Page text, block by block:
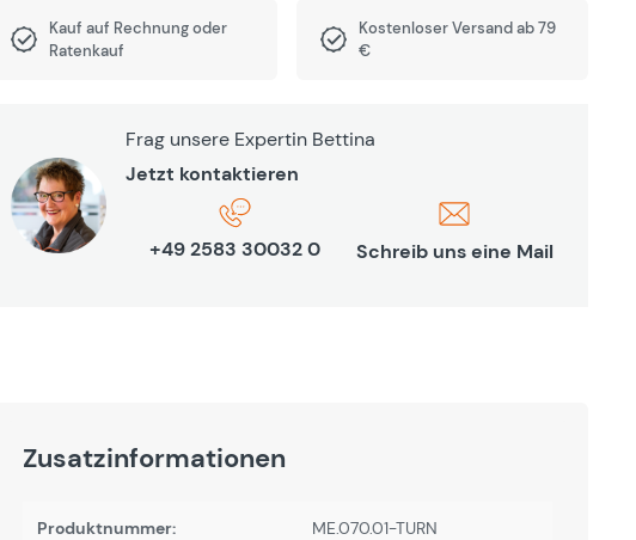
Kauf auf Rechnung oder
Ratenkauf
Kostenloser Versand ab 79
€
Frag unsere Expertin Bettina
Jetzt kontaktieren
+49 2583 30032 0 Schreib uns eine Mail
Zusatzinformationen
Produktnummer: ME.070.01-TURN